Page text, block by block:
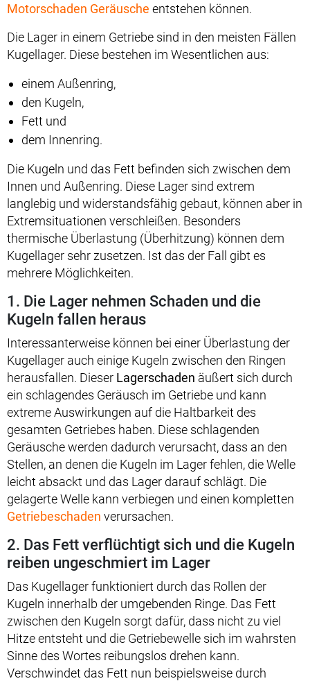
Motorschaden Geräusche entstehen können.
Die Lager in einem Getriebe sind in den meisten Fällen
Kugellager. Diese bestehen im Wesentlichen aus:
einem Außenring,
den Kugeln,
Fett und
dem Innenring.
Die Kugeln und das Fett befinden sich zwischen dem
Innen und Außenring. Diese Lager sind extrem
langlebig und widerstandsfähig gebaut, können aber in
Extremsituationen verschleißen. Besonders
thermische Überlastung (Überhitzung) können dem
Kugellager sehr zusetzen. Ist das der Fall gibt es
mehrere Möglichkeiten.
1. Die Lager nehmen Schaden und die
Kugeln fallen heraus
Interessanterweise können bei einer Überlastung der
Kugellager auch einige Kugeln zwischen den Ringen
herausfallen. Dieser Lagerschaden äußert sich durch
ein schlagendes Geräusch im Getriebe und kann
extreme Auswirkungen auf die Haltbarkeit des
gesamten Getriebes haben. Diese schlagenden
Geräusche werden dadurch verursacht, dass an den
Stellen, an denen die Kugeln im Lager fehlen, die Welle
leicht absackt und das Lager darauf schlägt. Die
gelagerte Welle kann verbiegen und einen kompletten
Getriebeschaden verursachen.
2. Das Fett verflüchtigt sich und die Kugeln
reiben ungeschmiert im Lager
Das Kugellager funktioniert durch das Rollen der
Kugeln innerhalb der umgebenden Ringe. Das Fett
zwischen den Kugeln sorgt dafür, dass nicht zu viel
Hitze entsteht und die Getriebewelle sich im wahrsten
Sinne des Wortes reibungslos drehen kann.
Verschwindet das Fett nun beispielsweise durch